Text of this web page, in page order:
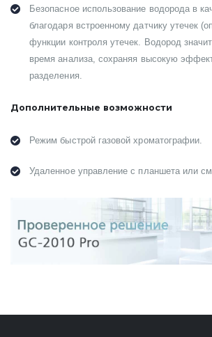
Безопасное использование водорода в
благодаря встроенному датчику утечек
функции контроля утечек. Водород
время анализа, сохраняя высокую
разделения.
Дополнительные возможности
Режим быстрой газовой хроматографии.
Удаленное управление с планшета или